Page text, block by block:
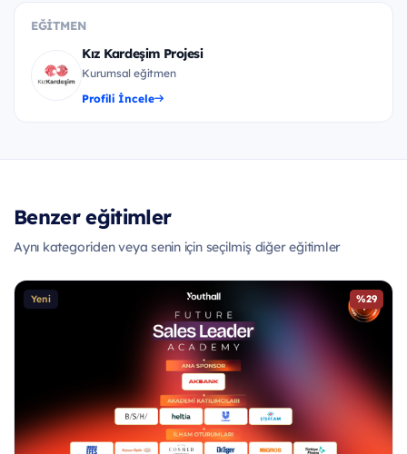
EĞITMEN
Kız Kardeşim Projesi
Kurumsal eğitmen
Profili İncele
Benzer eğitimler
Aynı kategoriden veya senin için seçilmiş diğer eğitimler
Yeni %29